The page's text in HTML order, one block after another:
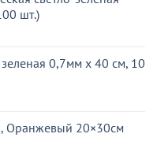
шт.)
0,7мм x 40 см, 10
Оранжевый 20×30см